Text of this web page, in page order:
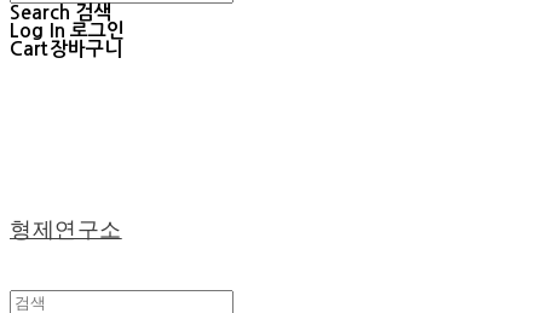
Search 검색
Log In 로그인
Cart장바구니
형제연구소